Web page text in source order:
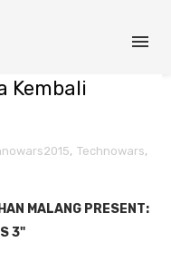
Kembali
, Technowars,
MALANG PRESENT:
3"